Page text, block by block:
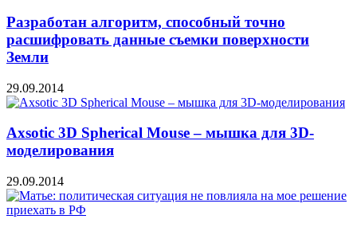
Разработан алгоритм, способный точно
расшифровать данные съемки поверхности
Земли
29.09.2014
Axsotic 3D Spherical Mouse – мышка для 3D-
моделирования
29.09.2014